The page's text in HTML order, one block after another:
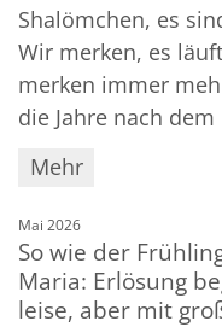
Shalömchen, es
Wir merken, es
merken immer
die Jahre nach dem
Mehr
Mai 2026:
So wie der
Maria: Erlösung
leise, aber mit